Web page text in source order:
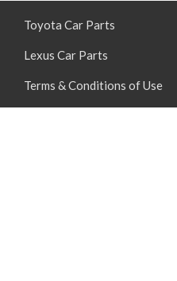
Toyota Car Parts
Lexus Car Parts
Terms & Conditions of Use